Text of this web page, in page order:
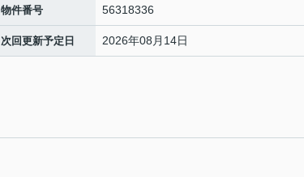
物件番号 56318336
次回更新予定日 2026年08月14日